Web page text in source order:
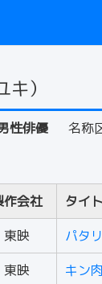
キ）
性俳優 名称
作会社 タイ
東映 パタ
東映 キン